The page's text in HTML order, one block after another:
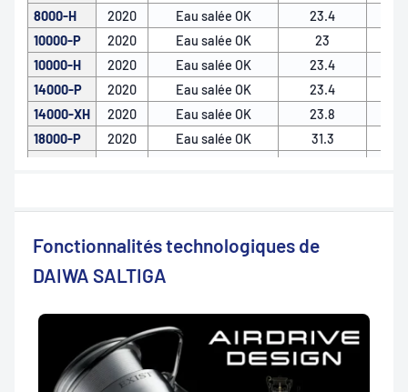
8000-H
2020 Eau salée OK
23.4
10000-P
2020 Eau salée OK
23
10000-H
2020 Eau salée OK
23.4
14000-P
2020 Eau salée OK
23.4
14000-XH
2020 Eau salée OK
23.8
18000-P
2020 Eau salée OK
31.3
Fonctionnalités technologiques de
DAIWA SALTIGA